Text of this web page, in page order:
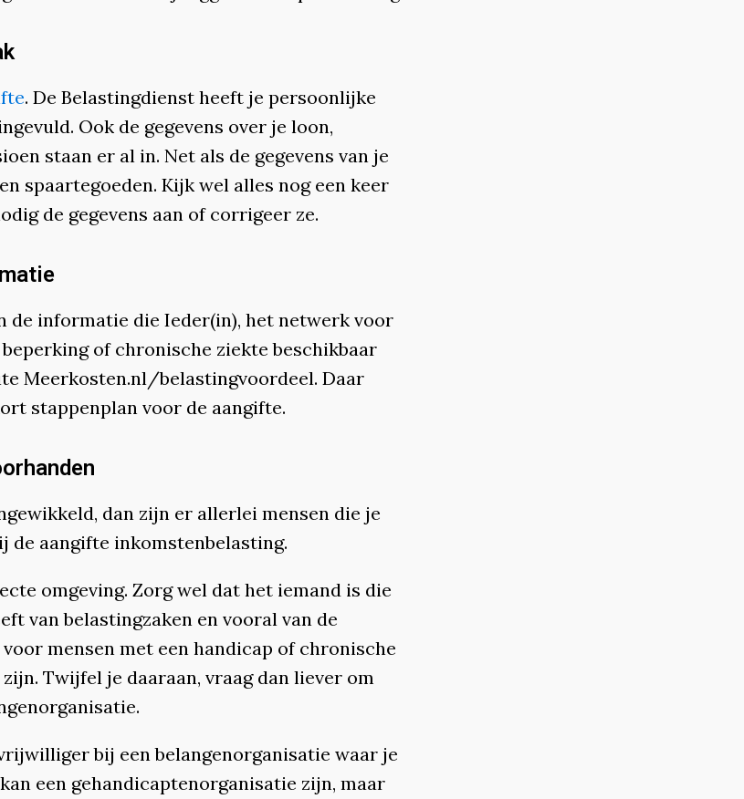
. De Belastingdienst heeft je persoonlijke
Ook de gegevens over je loon,
staan er al in. Net als de gegevens van je
spaartegoeden. Kijk wel alles nog een keer
de gegevens aan of corrigeer ze.
de informatie die Ieder(in), het netwerk voor
of chronische ziekte beschikbaar
Meerkosten.nl/belastingvoordeel. Daar
stappenplan voor de aangifte.
dan zijn er allerlei mensen die je
de aangifte inkomstenbelasting.
omgeving. Zorg wel dat het iemand is die
van belastingzaken en vooral van de
mensen met een handicap of chronische
Twijfel je daaraan, vraag dan liever om
bij een belangenorganisatie waar je
een gehandicaptenorganisatie zijn, maar